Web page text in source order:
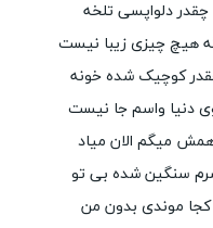
چقدر دلواپسی تلخه
هیچ چیزی زیبا نیست
کوچیک شده خونه
دنیا واسم جا نیست
میگم الان میاد
سنگین شده بی تو
کجا موندی بدون من